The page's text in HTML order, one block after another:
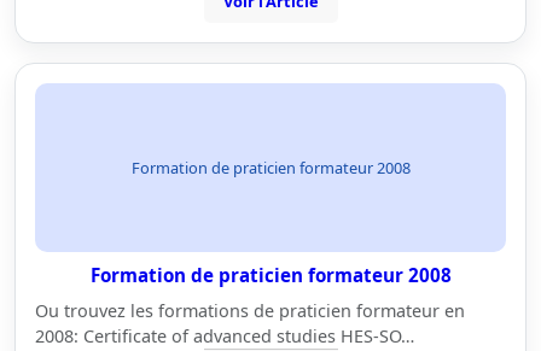
Formation de praticien formateur 2008
Formation de praticien formateur 2008
Ou trouvez les formations de praticien formateur en
2008: Certificate of advanced studies HES-SO…